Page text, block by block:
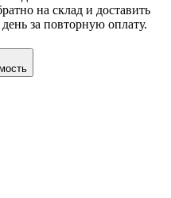
на склад и доставить
за повторную оплату.